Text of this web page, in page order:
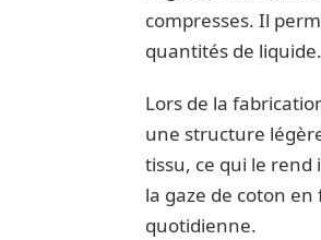
compresses. Il
quantités de liquide.
Lors de la
une structure
tissu, ce qui le rend
la gaze de coton
quotidienne.